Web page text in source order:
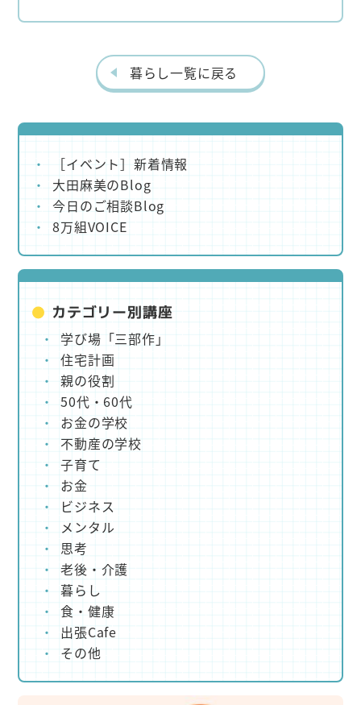
暮らし一覧に戻る
［イベント］新着情報
大田麻美のBlog
今日のご相談Blog
8万組VOICE
カテゴリー別講座
学び場「三部作」
住宅計画
親の役割
50代・60代
お金の学校
不動産の学校
子育て
お金
ビジネス
メンタル
思考
老後・介護
暮らし
食・健康
出張Cafe
その他